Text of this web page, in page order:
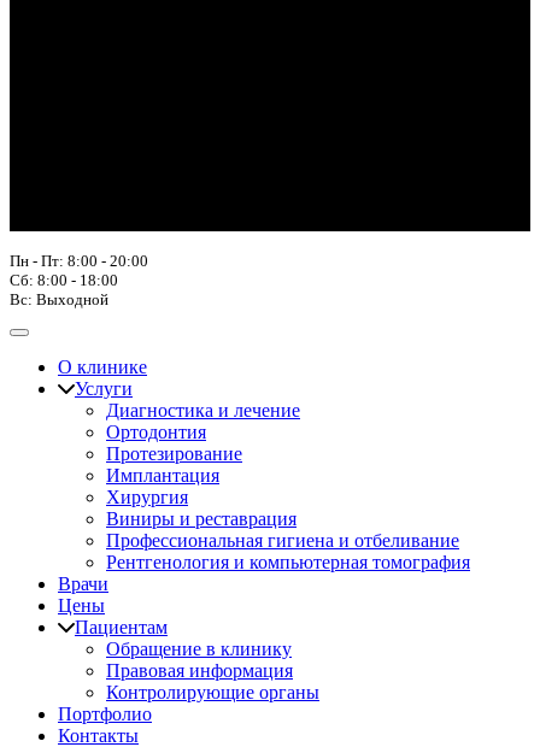
Пн - Пт: 8:00 - 20:00
Сб: 8:00 - 18:00
Вс: Выходной
О клинике
Услуги
Диагностика и лечение
Ортодонтия
Протезирование
Имплантация
Хирургия
Виниры и реставрация
Профессиональная гигиена и отбеливание
Рентгенология и компьютерная томография
Врачи
Цены
Пациентам
Обращение в клинику
Правовая информация
Контролирующие органы
Портфолио
Контакты